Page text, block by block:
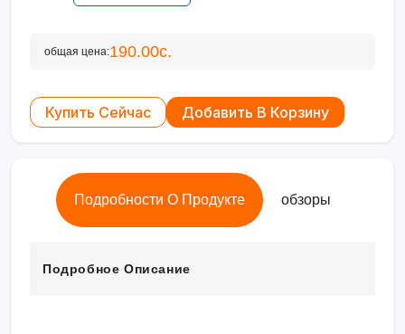
общая цена:190.00с.
Купить Сейчас Добавить В Корзину
Подробности О Продукте обзоры
Подробное Описание